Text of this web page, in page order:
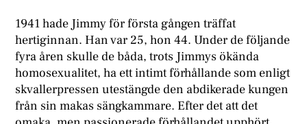
1941 hade Jimmy för första gången träffat
hertiginnan. Han var 25, hon 44. Under de följande
fyra åren skulle de båda, trots Jimmys ökända
homosexualitet, ha ett intimt förhållande som enligt
skvallerpressen utestängde den abdikerade kungen
från sin makas sängkammare. Efter det att det